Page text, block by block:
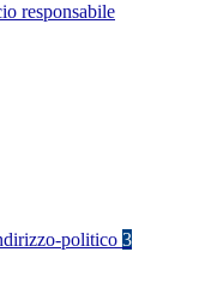
responsabile
politico 3